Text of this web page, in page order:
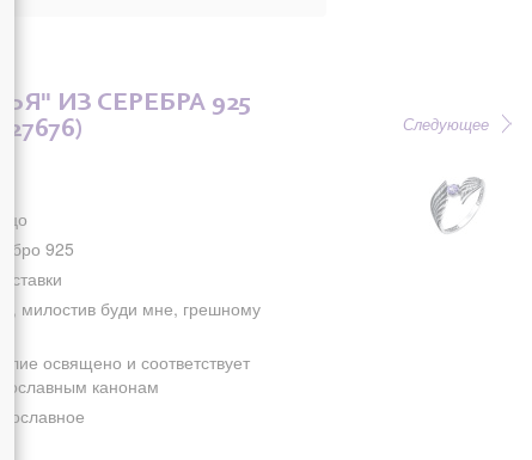
Следующее
ИЗ СЕРЕБРА 925
925
вставки
милостив буди мне, грешному
освящено и соответствует
канонам